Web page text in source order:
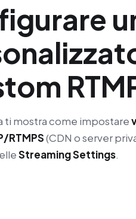
ti mostra come impostare
RTMPS(CDN o server
Streaming Settings.